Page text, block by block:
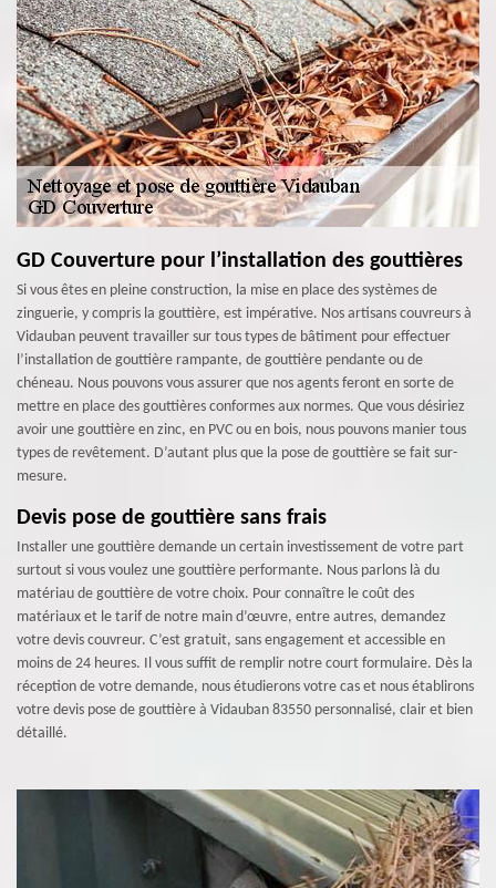
GD Couverture pour l’installation des gouttières
Si vous êtes en pleine construction, la mise en place des systèmes de
zinguerie, y compris la gouttière, est impérative. Nos artisans couvreurs à
Vidauban peuvent travailler sur tous types de bâtiment pour effectuer
l’installation de gouttière rampante, de gouttière pendante ou de
chéneau. Nous pouvons vous assurer que nos agents feront en sorte de
mettre en place des gouttières conformes aux normes. Que vous désiriez
avoir une gouttière en zinc, en PVC ou en bois, nous pouvons manier tous
types de revêtement. D’autant plus que la pose de gouttière se fait sur-
mesure.
Devis pose de gouttière sans frais
Installer une gouttière demande un certain investissement de votre part
surtout si vous voulez une gouttière performante. Nous parlons là du
matériau de gouttière de votre choix. Pour connaître le coût des
matériaux et le tarif de notre main d’œuvre, entre autres, demandez
votre devis couvreur. C’est gratuit, sans engagement et accessible en
moins de 24 heures. Il vous suffit de remplir notre court formulaire. Dès la
réception de votre demande, nous étudierons votre cas et nous établirons
votre devis pose de gouttière à Vidauban 83550 personnalisé, clair et bien
détaillé.